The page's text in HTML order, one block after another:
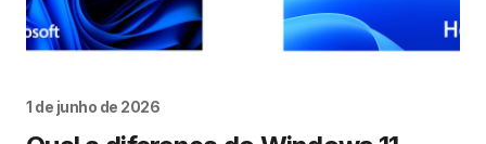
1 de junho de 2026